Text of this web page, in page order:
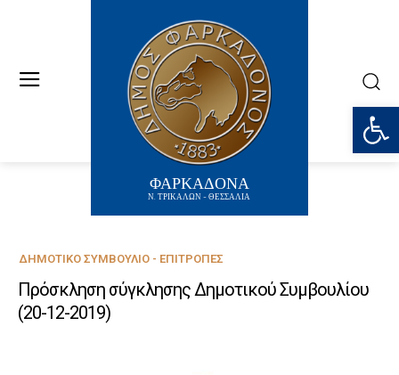
ΦΑΡΚΑΔΟΝΑ
Ν. ΤΡΙΚΑΛΩΝ - ΘΕΣΣΑΛΙΑ
ΔΗΜΟΤΙΚΌ ΣΥΜΒΟΎΛΙΟ - ΕΠΙΤΡΟΠΈΣ
Πρόσκληση σύγκλησης Δημοτικού Συμβουλίου
(20-12-2019)